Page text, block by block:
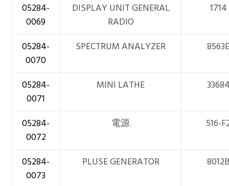
05284-
0069
DISPLAY UNIT GENERAL
RADIO
1714
05284-
0070
SPECTRUM ANALYZER
05284-
0071
MINI LATHE
05284-
0072
電源 516-
05284-
0073
PLUSE GENERATOR